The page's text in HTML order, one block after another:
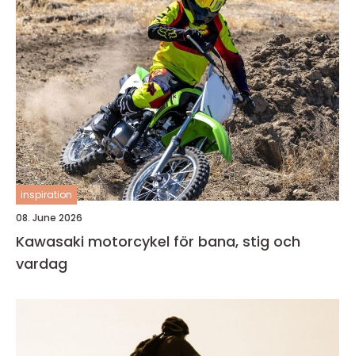
inspiration
08. June 2026
Kawasaki motorcykel för bana, stig och
vardag